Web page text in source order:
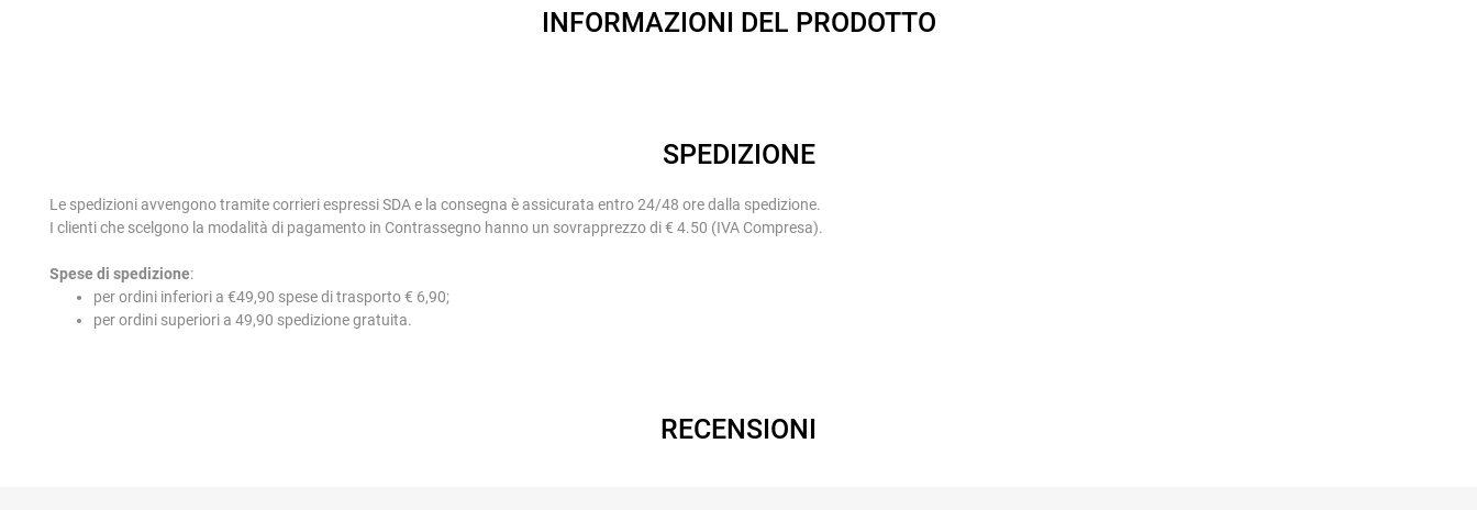
INFORMAZIONI DEL PRODOTTO
SPEDIZIONE
Le spedizioni avvengono tramite corrieri espressi SDA e la consegna è assicurata entro 24/48 ore dalla spedizione.
I clienti che scelgono la modalità di pagamento in Contrassegno hanno un sovrapprezzo di € 4.50 (IVA Compresa).
Spese di spedizione:
per ordini inferiori a €49,90 spese di trasporto € 6,90;
per ordini superiori a 49,90 spedizione gratuita.
RECENSIONI